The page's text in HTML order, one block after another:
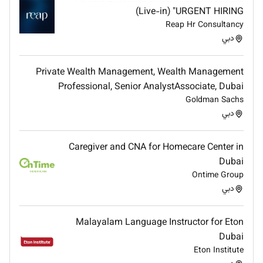
Customer service-oriented mindset
Ability to handle high-pressure situations and
Strong attention to detail
Fluency in English and additional languages is a
plus
Benefits
AED 3000 toFood allowance 250 to 450 (Service
charge Avg) 1200 Credit card tips cash tips free
Accommodation Transport uniforms Health insurance
air ticket ( once every two years) Paid leave as per UAE
laws
(Live-in) "URGENT HIRING
Reap Hr Consultancy
دبي
Private Wealth Management, Wealth Management
Professional, Senior AnalystAssociate, Dubai
Goldman Sachs
دبي
Caregiver and CNA for Homecare Center in
Dubai
Ontime Group
دبي
Malayalam Language Instructor for Eton
Dubai
Eton Institute